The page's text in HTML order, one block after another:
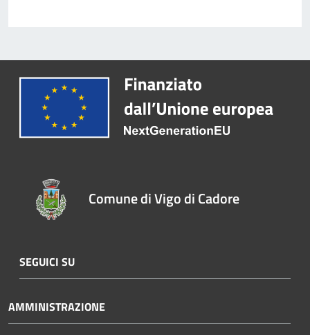
Comune di Vigo di Cadore
SEGUICI SU
AMMINISTRAZIONE